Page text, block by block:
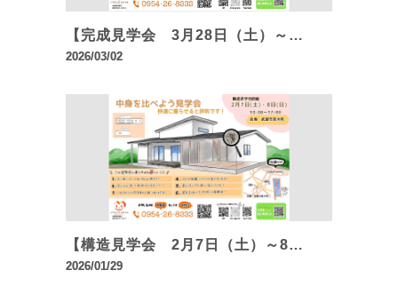
【完成見学会 3月28日（土）～…
2026/03/02
【構造見学会 2月7日（土）～8…
2026/01/29